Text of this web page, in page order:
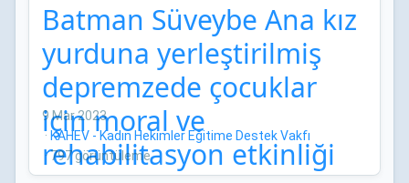
Batman Süveybe Ana kız
yurduna yerleştirilmiş
depremzede çocuklar
için moral ve
rehabilitasyon etkinliği
9 Mar 2023
· KAHEV - Kadın Hekimler Eğitime Destek Vakfı
·797 görüntüleme